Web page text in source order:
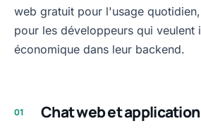
web gratuit pour l'usage
pour les développeurs qui veulent
économique dans leur backend.
01 Chat web et